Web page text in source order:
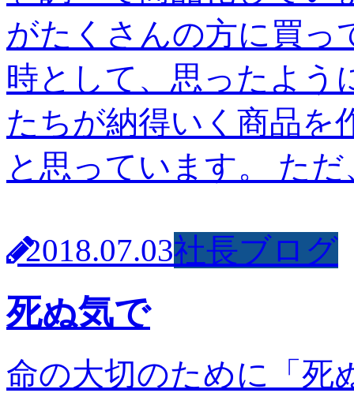
がたくさんの方に買っ
時として、思ったよう
たちが納得いく商品を
と思っています。 た
2018.07.03社長ブログ
死ぬ気で
命の大切のために「死